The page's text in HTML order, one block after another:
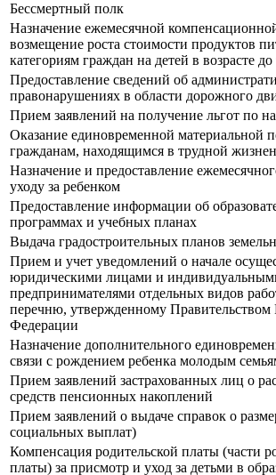
Бессмертный полк
Назначение ежемесячной
возмещение роста стоимости продуктов
категориям граждан на детей в возрасте до
Предоставление сведений об
правонарушениях в области дорожного
Прием заявлений на получение льгот по
Оказание единовременной материальной
гражданам, находящимся в трудной
Назначение и предоставление
уходу за ребенком
Предоставление информации об
программах и учебных планах
Выдача градостроительных планов
Прием и учет уведомлений о начале
юридическими лицами и
предпринимателями отдельных видов
перечню, утвержденному Правительством
Федерации
Назначение дополнительного
связи с рождением ребенка молодым
Прием заявлений застрахованных лиц о
средств пенсионных накоплений
Прием заявлений о выдаче справок о
социальных выплат)
Компенсация родительской платы (части
платы) за присмотр и уход за детьми в